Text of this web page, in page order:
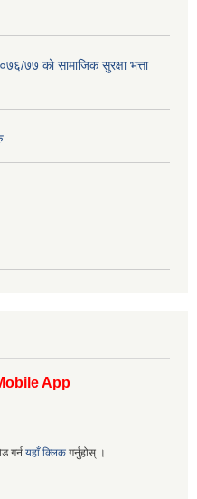
७७ को सामाजिक सुरक्षा भत्ता
Mobile App
गर्न यहाँ क्लिक गर्नुहोस् ।